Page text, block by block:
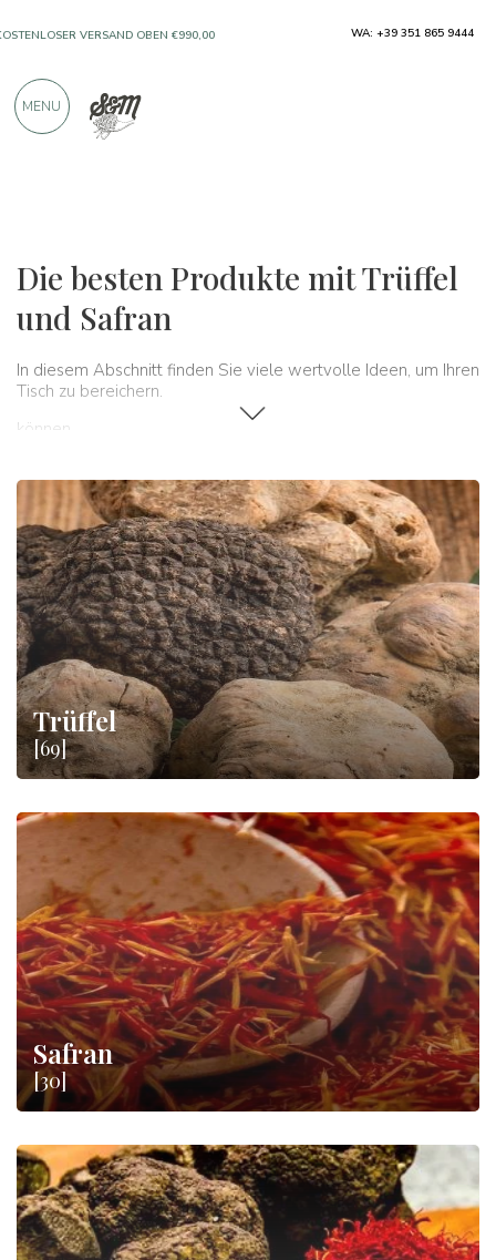
Die besten Produkte mit Trüffel
und Safran
In diesem Abschnitt finden Sie viele wertvolle Ideen, um Ihren
Tisch zu bereichern.
können.
Trüffel
[69]
Safran
[30]
VERSAND OBEN €990,00
PRODUKTE VON AUSGEZEICHNETEN
WA: +39 351 865 9444
MENU